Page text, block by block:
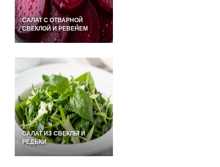
САЛАТ С ОТВАРНОЙ
СВЕКЛОЙ И РЕВЕНЕМ
САЛАТ ИЗ СВЕКЛЫ И
РЕДЬКИ